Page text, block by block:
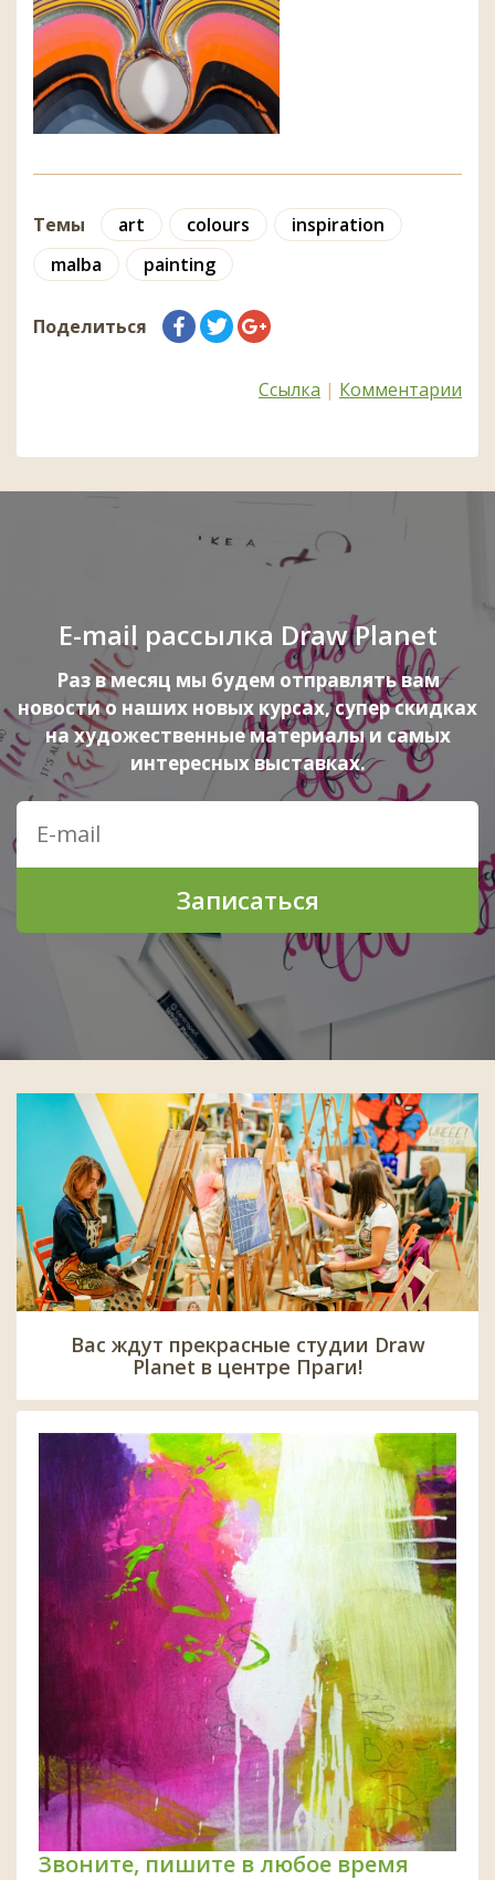
Темы art colours
inspiration
malba
painting
Поделиться
Ссылка | Комментарии
E-mail рассылка Draw Planet
Раз в месяц мы будем отправлять вам
новости о наших новых курсах, супер скидках
на художественные материалы и самых
интересных выставках.
Записаться
Вас ждут прекрасные студии Draw
Planet в центре Праги!
Звоните, пишите в любое время